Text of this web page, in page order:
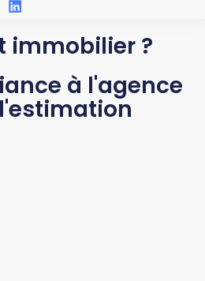
immobilier ?
à l'agence
l'estimation